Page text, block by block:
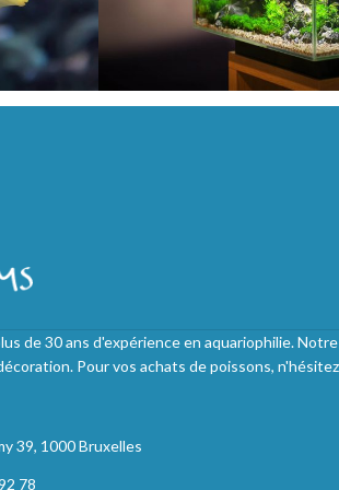
de 30 ans d'expérience en aquariophilie.
Pour vos achats de poissons, n'hésitez
39, 1000 Bruxelles
78